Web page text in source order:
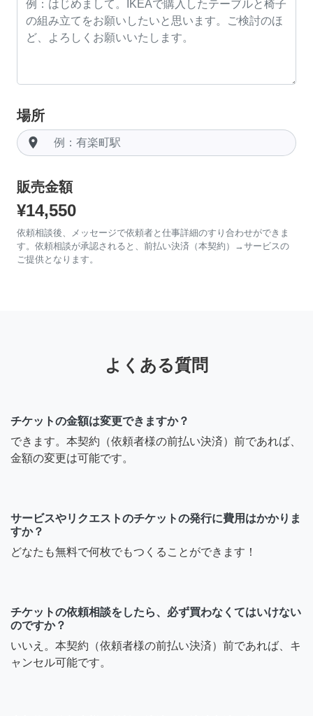
場所
room
販売金額
¥14,550
依頼相談後、メッセージで依頼者と仕事詳細のすり合わせができま
す。依頼相談が承認されると、前払い決済（本契約）→サービスの
ご提供となります。
よくある質問
チケットの金額は変更できますか？
できます。本契約（依頼者様の前払い決済）前であれば、
金額の変更は可能です。
サービスやリクエストのチケットの発行に費用はかかりま
すか？
どなたも無料で何枚でもつくることができます！
チケットの依頼相談をしたら、必ず買わなくてはいけない
のですか？
いいえ。本契約（依頼者様の前払い決済）前であれば、キ
ャンセル可能です。